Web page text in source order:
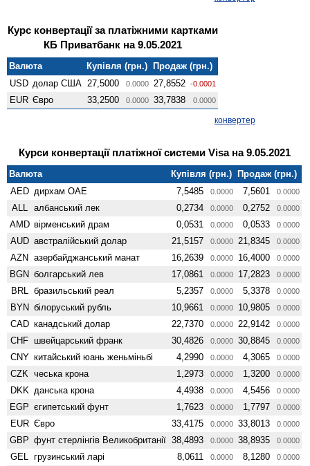
Курс конвертації за платіжними картками
КБ Приватбанк на 9.05.2021
Валюта Купівля (грн.) Продаж (грн.)
USD долар США 27,5000 0.0000 27,8552 -0.0001
EUR Євро 33,2500 0.0000 33,7838 0.0000
конвертер
Курси конвертації платіжної системи Visa на 9.05.2021
Валюта Купівля (грн.) Продаж (грн.)
AED дирхам ОАЕ 7,5485 0.0000 7,5601 0.0000
ALL албанський лек 0,2734 0.0000 0,2752 0.0000
AMD вiрменський драм 0,0531 0.0000 0,0533 0.0000
AUD австралійський долар 21,5157 0.0000 21,8345 0.0000
AZN азербайджанський манат 16,2639 0.0000 16,4000 0.0000
BGN болгарський лев 17,0861 0.0000 17,2823 0.0000
BRL бразильський реал 5,2357 0.0000 5,3378 0.0000
BYN білоруський рубль 10,9661 0.0000 10,9805 0.0000
CAD канадський долар 22,7370 0.0000 22,9142 0.0000
CHF швейцарський франк 30,4826 0.0000 30,8845 0.0000
CNY китайський юань женьмiньбi 4,2990 0.0000 4,3065 0.0000
CZK чеська крона 1,2973 0.0000 1,3200 0.0000
DKK данська крона 4,4938 0.0000 4,5456 0.0000
EGP єгипетський фунт 1,7623 0.0000 1,7797 0.0000
EUR Євро 33,4175 0.0000 33,8013 0.0000
GBP фунт стерлінгів Велико­британії 38,4893 0.0000 38,8935 0.0000
GEL грузинський ларі 8,0611 0.0000 8,1280 0.0000